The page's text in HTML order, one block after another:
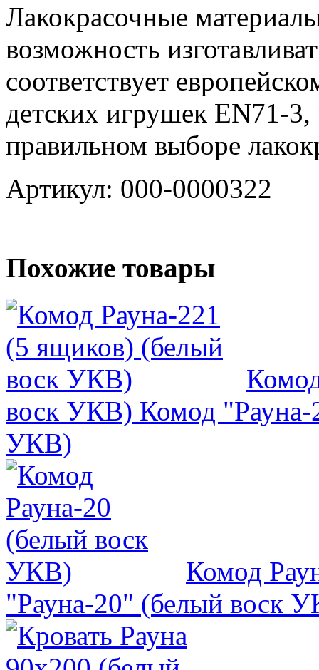
Лакокрасочные
возможность
соответствует
детских игрушек EN71-3,
правильном выборе
Артикул: 000-0000322
Похожие товары
воск УКВ) Комод
УКВ)
Комод
"Рауна-20" (белый воск